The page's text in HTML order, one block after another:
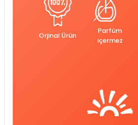
Orjinal Ürün
Parfüm
içermez